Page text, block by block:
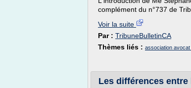
complément du n°737 de
Voir la suite
Par : TribuneBulletinCA
Thèmes liés : association
Les différences